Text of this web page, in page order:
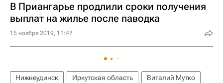
В Приангарье продлили сроки получения
выплат на жилье после паводка
15 ноября 2019, 11:47
Нижнеудинск Иркутская область
Виталий Мутко